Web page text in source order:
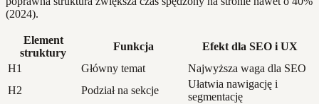
(2024).
Element
struktury
Funkcja
Efekt dla SEO i UX
H1
Główny temat
Najwyższa waga dla SEO
H2
Podział na sekcje
Ułatwia nawigację i
segmentację